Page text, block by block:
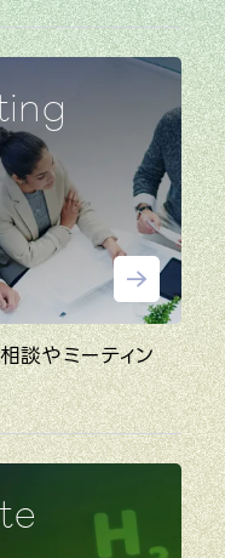
談やミーティン